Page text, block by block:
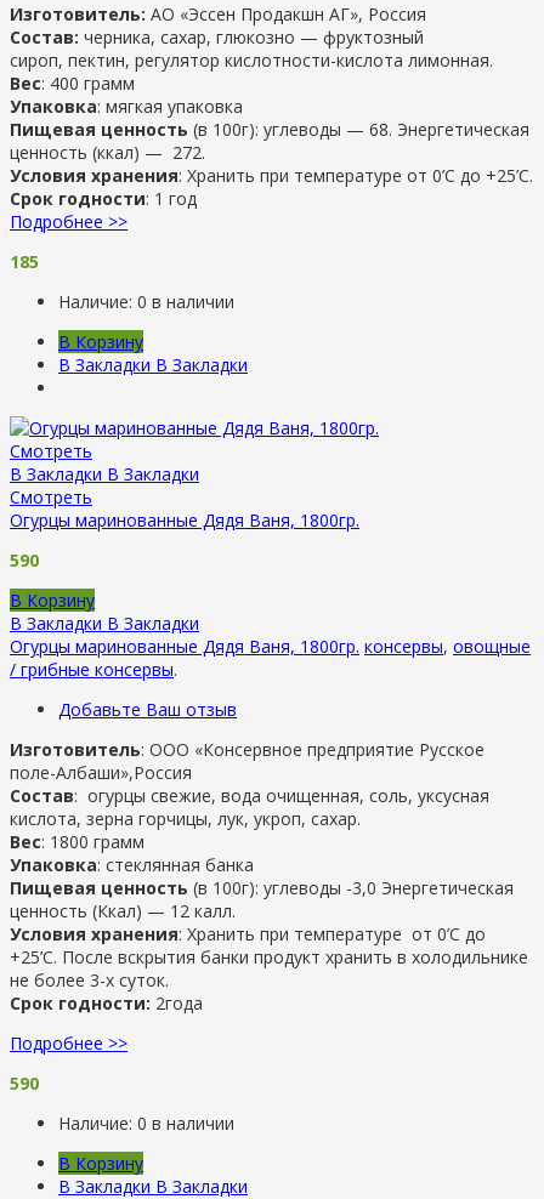
Изготовитель: АО «Эссен Продакшн АГ», Россия
Состав: черника, сахар, глюкозно — фруктозный
сироп, пектин, регулятор кислотности-кислота лимонная.
Вес: 400 грамм
Упаковка: мягкая упаковка
Пищевая ценность (в 100г): углеводы — 68. Энергетическая
ценность (ккал) — 272.
Условия хранения: Хранить при температуре от 0’C до +25’C.
Срок годности: 1 год
Подробнее >>
185
Наличие: 0 в наличии
В Корзину
В Закладки В Закладки
Смотреть
В Закладки В Закладки
Смотреть
Огурцы маринованные Дядя Ваня, 1800гр.
590
В Корзину
В Закладки В Закладки
Огурцы маринованные Дядя Ваня, 1800гр. консервы, овощные
/ грибные консервы.
Добавьте Ваш отзыв
Изготовитель: ООО «Консервное предприятие Русское
поле-Албаши»,Россия
Состав: огурцы свежие, вода очищенная, соль, уксусная
кислота, зерна горчицы, лук, укроп, сахар.
Вес: 1800 грамм
Упаковка: стеклянная банка
Пищевая ценность (в 100г): углеводы -3,0 Энергетическая
ценность (Ккал) — 12 калл.
Условия хранения: Хранить при температуре от 0’C до
+25’C. После вскрытия банки продукт хранить в холодильнике
не более 3-х суток.
Срок годности: 2года
Подробнее >>
590
Наличие: 0 в наличии
В Корзину
В Закладки В Закладки